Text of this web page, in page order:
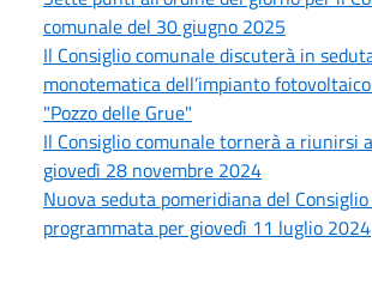
comunale del 30 giugno 2025
Il Consiglio comunale discuterà in
monotematica dell’impianto
"Pozzo delle Grue"
Il Consiglio comunale tornerà a riunirsi
giovedì 28 novembre 2024
Nuova seduta pomeridiana del
programmata per giovedì 11 luglio 2024